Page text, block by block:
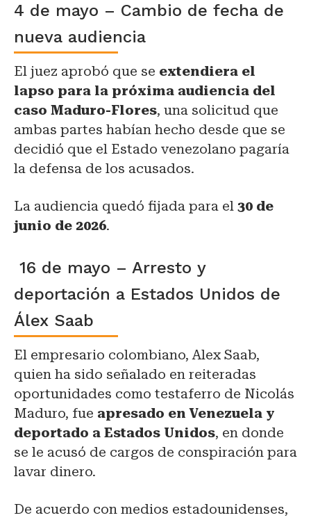
4 de mayo – Cambio de fecha de
nueva audiencia
El juez aprobó que se extendiera el
lapso para la próxima audiencia del
caso Maduro-Flores, una solicitud que
ambas partes habían hecho desde que se
decidió que el Estado venezolano pagaría
la defensa de los acusados.
La audiencia quedó fijada para el 30 de
junio de 2026.
16 de mayo – Arresto y
deportación a Estados Unidos de
Álex Saab
El empresario colombiano, Alex Saab,
quien ha sido señalado en reiteradas
oportunidades como testaferro de Nicolás
Maduro, fue apresado en Venezuela y
deportado a Estados Unidos, en donde
se le acusó de cargos de conspiración para
lavar dinero.
De acuerdo con medios estadounidenses,